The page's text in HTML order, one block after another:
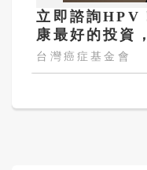
立即諮詢HPV
康最好的投資
嫌晚！
台灣癌症基金會